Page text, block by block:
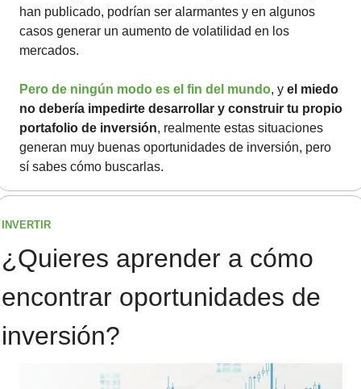
han publicado, podrían ser alarmantes y en algunos
casos generar un aumento de volatilidad en los
mercados.
Pero de ningún modo es el fin del mundo, y el miedo
no debería impedirte desarrollar y construir tu propio
portafolio de inversión, realmente estas situaciones
generan muy buenas oportunidades de inversión, pero
sí sabes cómo buscarlas.
INVERTIR
¿Quieres aprender a cómo
encontrar oportunidades de
inversión?